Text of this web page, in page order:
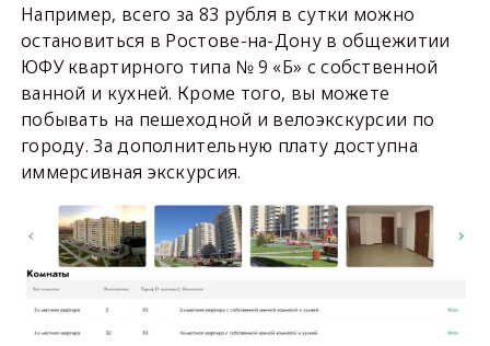
Например, всего за 83 рубля в сутки можно
остановиться в Ростове-на-Дону в общежитии
ЮФУ квартирного типа № 9 «Б» с собственной
ванной и кухней. Кроме того, вы можете
побывать на пешеходной и велоэкскурсии по
городу. За дополнительную плату доступна
иммерсивная экскурсия.